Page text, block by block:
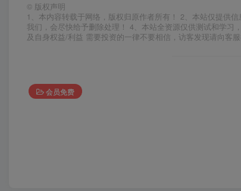
© 版权声明
1、本内容转载于网络，版权归原作者所有！ 2、本站仅提供
我们，会尽快给予删除处理！ 4、本站全资源仅供测试和学
及自身权益/利益 需要投资的一律不要相信，访客发现请向客
会员免费